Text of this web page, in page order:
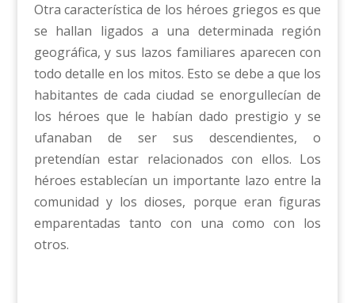
Otra característica de los héroes griegos es que
se hallan ligados a una determinada región
geográfica, y sus lazos familiares aparecen con
todo detalle en los mitos. Esto se debe a que los
habitantes de cada ciudad se enorgullecían de
los héroes que le habían dado prestigio y se
ufanaban de ser sus descendientes, o
pretendían estar relacionados con ellos. Los
héroes establecían un importante lazo entre la
comunidad y los dioses, porque eran figuras
emparentadas tanto con una como con los
otros.